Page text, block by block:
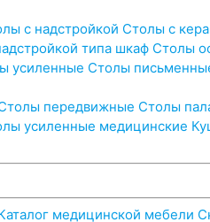
с надстройкой Столы с
типа шкаф Столы
усиленные Столы
передвижные Столы
усиленные медицинские
медицинской мебели